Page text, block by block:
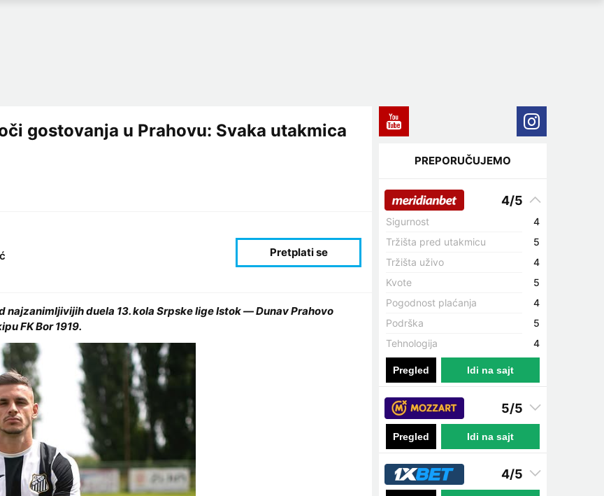
gostovanja u Prahovu: Svaka utakmica
najzanimljivijih duela 13. kola Srpske lige Istok — Dunav Prahovo
FK Bor 1919.
PREPORUČUJEMO
4/5
Sigurnost
4
Tržišta pred utakmicu
5
Tržišta uživo
4
Kvote
5
Pogodnost plaćanja
4
Podrška
5
Tehnologija
4
Pregled Idi na sajt
5/5
Pregled Idi na sajt
4/5